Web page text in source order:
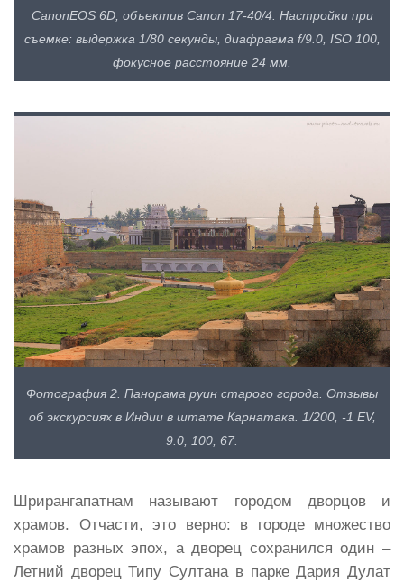
CanonEOS 6D, объектив Canon 17-40/4. Настройки при
съемке: выдержка 1/80 секунды, диафрагма f/9.0, ISO 100,
фокусное расстояние 24 мм.
Фотография 2. Панорама руин старого города. Отзывы
об экскурсиях в Индии в штате Карнатака. 1/200, -1 EV,
9.0, 100, 67.
Шрирангапатнам называют городом дворцов и
храмов. Отчасти, это верно: в городе множество
храмов разных эпох, а дворец сохранился один –
Летний дворец Типу Султана в парке Дария Дулат